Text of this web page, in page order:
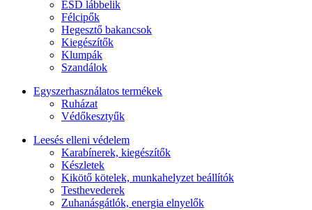
ESD lábbelik
Félcipők
Hegesztő bakancsok
Kiegészítők
Klumpák
Szandálok
Egyszerhasználatos termékek
Ruházat
Védőkesztyűk
Leesés elleni védelem
Karabínerek, kiegészítők
Készletek
Kikötő kötelek, munkahelyzet beállítók
Testhevederek
Zuhanásgátlók, energia elnyelők